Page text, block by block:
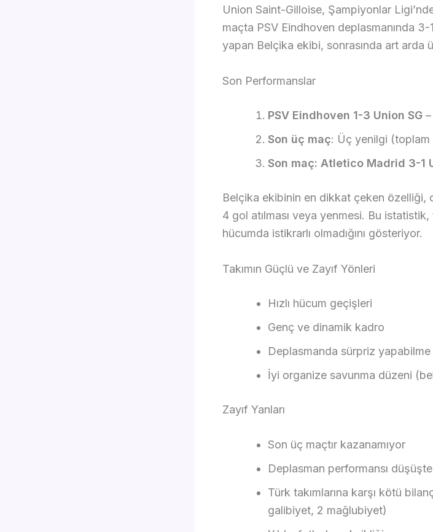
Union Saint-Gilloise, Şampiyonlar
maçta PSV Eindhoven deplasmanında
yapan Belçika ekibi, sonrasında art arda
Son Performanslar
PSV Eindhoven 1-3 Union SG
Son üç maç: Üç yenilgi (toplam
Son maç: Atletico Madrid 3-1
Belçika ekibinin en dikkat çeken özelliği,
4 gol atılması veya yenmesi. Bu istatistik,
hücumda istikrarlı olmadığını gösteriyor.
Takımın Güçlü ve Zayıf Yönleri
Hızlı hücum geçişleri
Genç ve dinamik kadro
Deplasmanda sürpriz
İyi organize savunma düzeni
Zayıf Yanları
Son üç maçtır kazanamıyor
Deplasman performansı düşüşte
Türk takımlarına karşı kötü
galibiyet, 2 mağlubiyet)